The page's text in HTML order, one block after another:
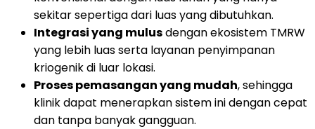
sekitar sepertiga dari luas yang dibutuhkan.
Integrasi yang mulusdengan ekosistem TMRW
yang lebih luas serta layanan penyimpanan
kriogenik di luar lokasi.
Proses pemasangan yang mudah, sehingga
klinik dapat menerapkan sistem ini dengan cepat
dan tanpa banyak gangguan.